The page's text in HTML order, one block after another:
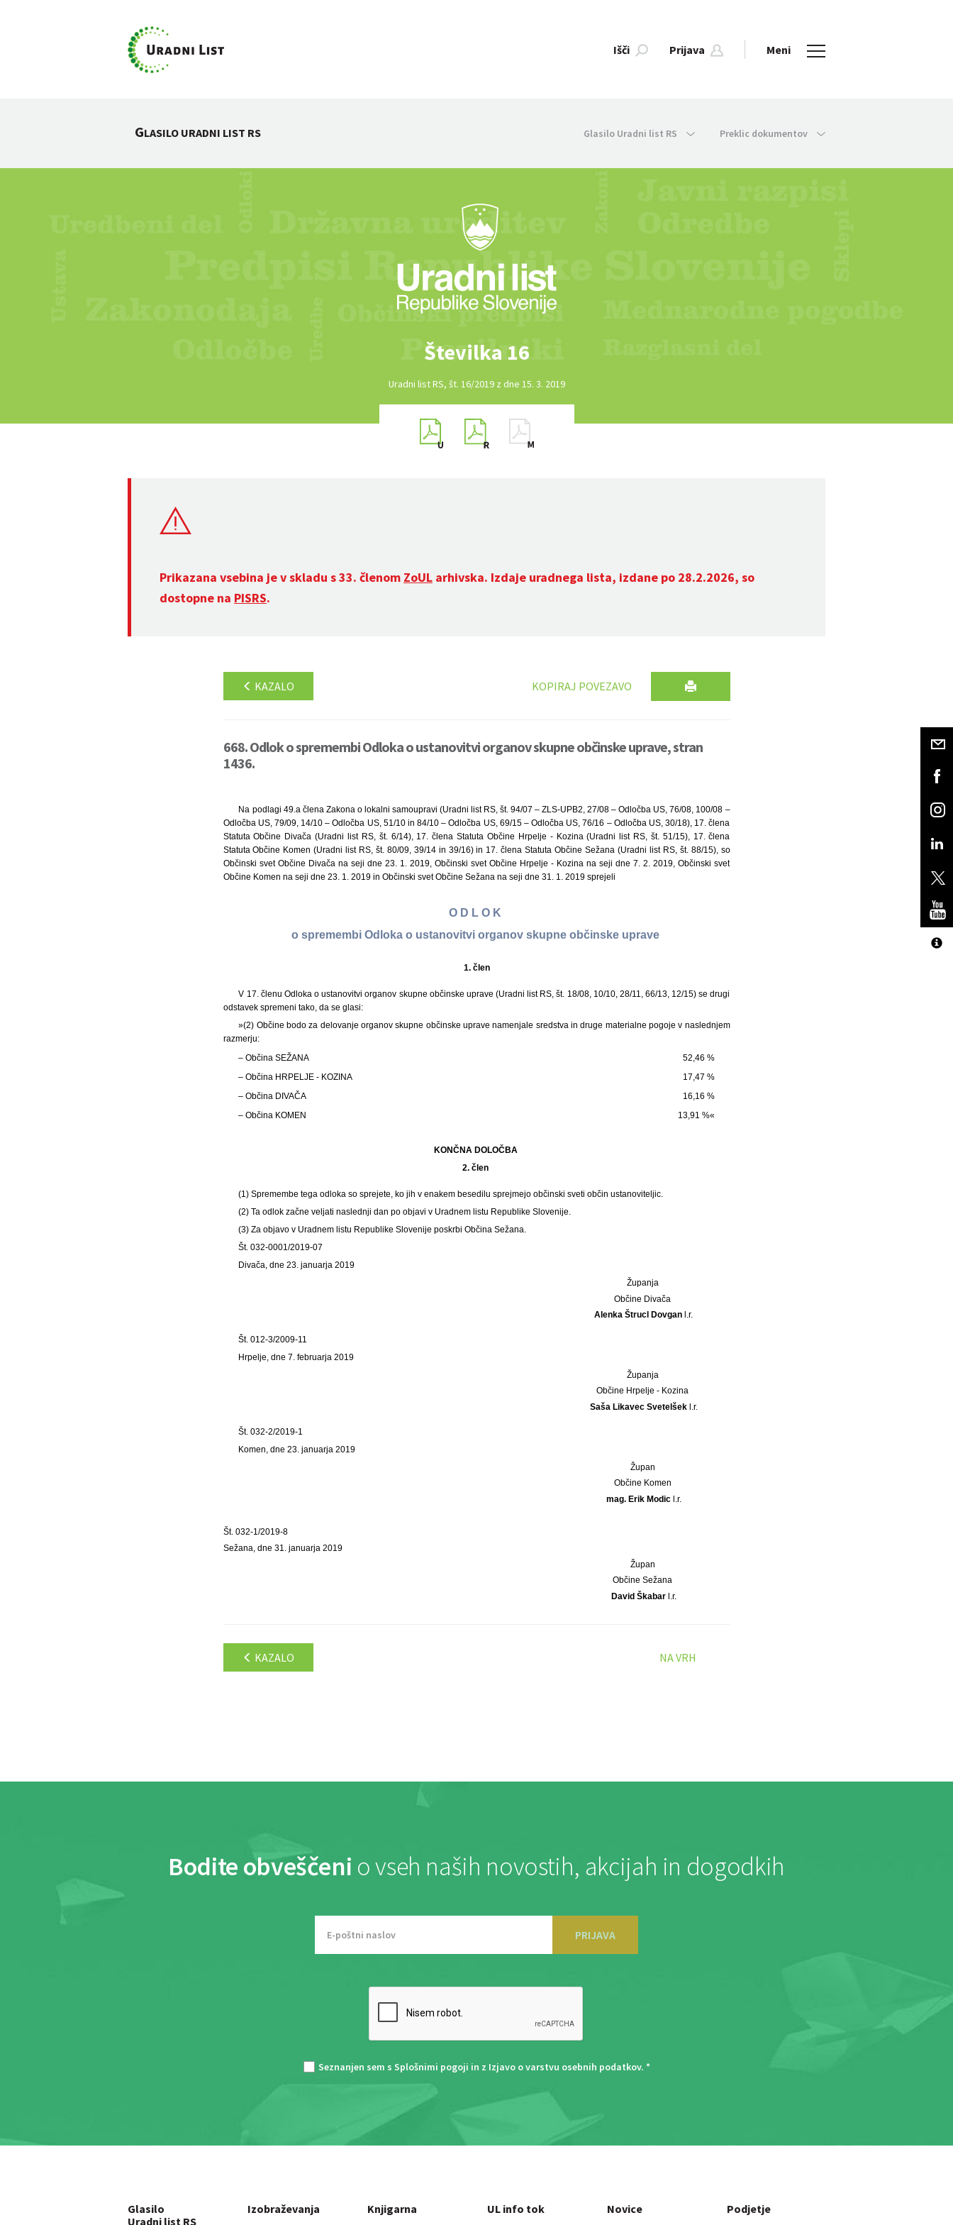
Išči Prijava Meni
GLASILO URADNI LIST RS Glasilo Uradni list RS Preklic dokumentov
Številka 16
Uradni list RS, št. 16/2019 z dne 15. 3. 2019
Prikazana vsebina je v skladu s 33. členom ZoUL arhivska. Izdaje uradnega lista, izdane po 28.2.2026, so
dostopne na PISRS.
KAZALO KOPIRAJ POVEZAVO
668. Odlok o spremembi Odloka o ustanovitvi organov skupne občinske uprave, stran
1436.
Na podlagi 49.a člena Zakona o lokalni samoupravi (Uradni list RS, št. 94/07 – ZLS-UPB2, 27/08 – Odločba US, 76/08, 100/08 –
Odločba US, 79/09, 14/10 – Odločba US, 51/10 in 84/10 – Odločba US, 69/15 – Odločba US, 76/16 – Odločba US, 30/18), 17. člena
Statuta Občine Divača (Uradni list RS, št. 6/14), 17. člena Statuta Občine Hrpelje - Kozina (Uradni list RS, št. 51/15), 17. člena
Statuta Občine Komen (Uradni list RS, št. 80/09, 39/14 in 39/16) in 17. člena Statuta Občine Sežana (Uradni list RS, št. 88/15), so
Občinski svet Občine Divača na seji dne 23. 1. 2019, Občinski svet Občine Hrpelje - Kozina na seji dne 7. 2. 2019, Občinski svet
Občine Komen na seji dne 23. 1. 2019 in Občinski svet Občine Sežana na seji dne 31. 1. 2019 sprejeli
O D L O K
o spremembi Odloka o ustanovitvi organov skupne občinske uprave
1. člen
V 17. členu Odloka o ustanovitvi organov skupne občinske uprave (Uradni list RS, št. 18/08, 10/10, 28/11, 66/13, 12/15) se drugi
odstavek spremeni tako, da se glasi:
»(2) Občine bodo za delovanje organov skupne občinske uprave namenjale sredstva in druge materialne pogoje v naslednjem
razmerju:
– Občina SEŽANA
52,46 %
– Občina HRPELJE - KOZINA
17,47 %
– Občina DIVAČA
16,16 %
– Občina KOMEN
13,91 %«
KONČNA DOLOČBA
2. člen
(1) Spremembe tega odloka so sprejete, ko jih v enakem besedilu sprejmejo občinski sveti občin ustanoviteljic.
(2) Ta odlok začne veljati naslednji dan po objavi v Uradnem listu Republike Slovenije.
(3) Za objavo v Uradnem listu Republike Slovenije poskrbi Občina Sežana.
Št. 032-0001/2019-07
Divača, dne 23. januarja 2019
Županja
Občine Divača
Alenka Štrucl Dovgan l.r.
Št. 012-3/2009-11
Hrpelje, dne 7. februarja 2019
Županja
Občine Hrpelje - Kozina
Saša Likavec Svetelšekl.r.
Št. 032-2/2019-1
Komen, dne 23. januarja 2019
Župan
Občine Komen
mag. Erik Modicl.r.
Št. 032-1/2019-8
Sežana, dne 31. januarja 2019
Župan
Občine Sežana
David Škabar l.r.
KAZALO NA VRH
Bodite obveščeni o vseh naših novostih, akcijah in dogodkih
PRIJAVA
Seznanjen sem s Splošnimi pogoji in z Izjavo o varstvu osebnih podatkov. *
Glasilo
Uradni list RS
Izobraževanja Knjigarna UL info tok Novice Podjetje